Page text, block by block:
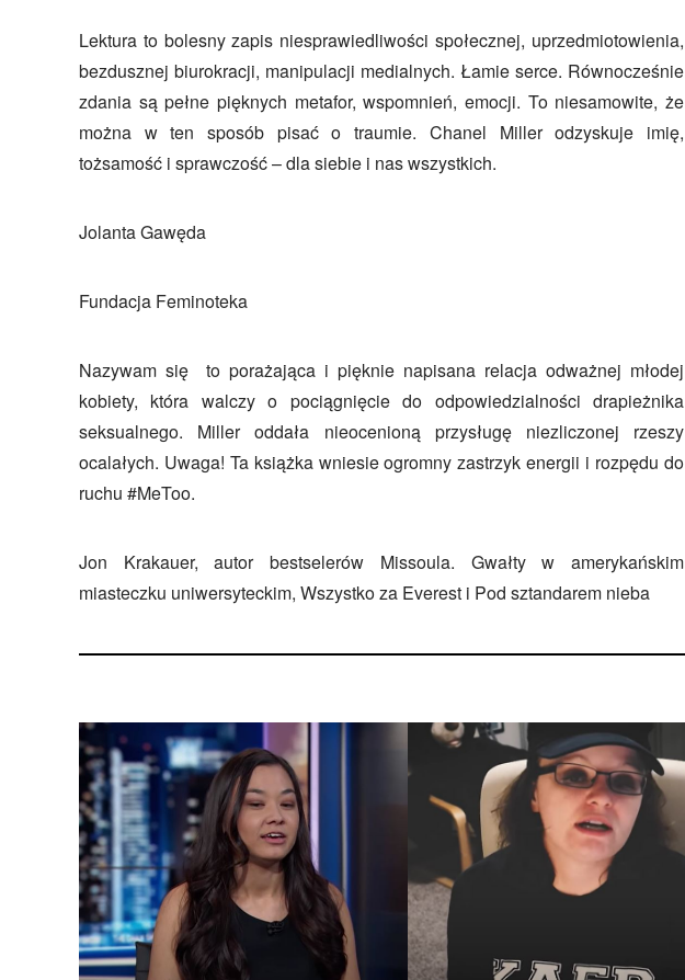
Lektura to bolesny zapis niesprawiedliwości społecznej, uprzedmiotowienia,
bezdusznej biurokracji, manipulacji medialnych. Łamie serce. Równocześnie
zdania są pełne pięknych metafor, wspomnień, emocji. To niesamowite, że
można w ten sposób pisać o traumie. Chanel Miller odzyskuje imię,
tożsamość i sprawczość – dla siebie i nas wszystkich.
Jolanta Gawęda
Fundacja Feminoteka
Nazywam się to porażająca i pięknie napisana relacja odważnej młodej
kobiety, która walczy o pociągnięcie do odpowiedzialności drapieżnika
seksualnego. Miller oddała nieocenioną przysługę niezliczonej rzeszy
ocalałych. Uwaga! Ta książka wniesie ogromny zastrzyk energii i rozpędu do
ruchu #MeToo.
Jon Krakauer, autor bestselerów Missoula. Gwałty w amerykańskim
miasteczku uniwersyteckim, Wszystko za Everest i Pod sztandarem nieba